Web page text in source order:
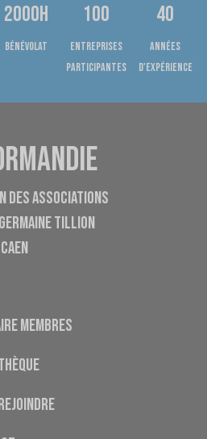
2000h
bénévolat
100
entreprises
participantes
40
années
d'expérience
DES ASSOCIATIONS
TILLION
MEMBRES